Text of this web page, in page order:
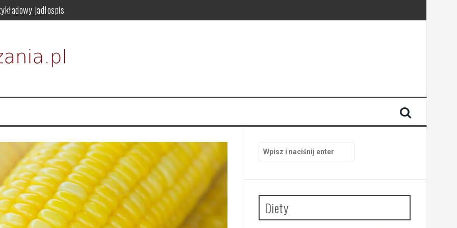
i przeciwwskazania
na zdrowe odchudzanie
zastosowanie w kosmetykach
Diety